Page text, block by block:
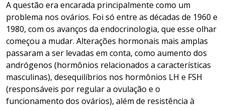
A questão era encarada principalmente como um
problema nos ovários. Foi só entre as décadas de 1960 e
1980, com os avanços da endocrinologia, que esse olhar
começou a mudar. Alterações hormonais mais amplas
passaram a ser levadas em conta, como aumento dos
andrógenos (hormônios relacionados a características
masculinas), desequilíbrios nos hormônios LH e FSH
(responsáveis por regular a ovulação e o
funcionamento dos ovários), além de resistência à